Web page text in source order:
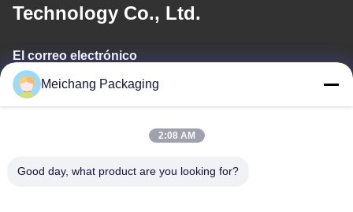
Technology Co., Ltd.
El correo electrónico
meichang1@mcpackaging.cn
DIRECCIÓN
Meichang Packaging
2:08 AM
Good day, what product are you looking for?